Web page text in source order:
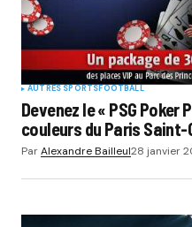
Your E-mail *
Submit Comment
AUTRES SPORTSFOOTBALL
Devenez le « PSG
couleurs du Paris Saint-
ParAlexandre Bailleul28 janvier